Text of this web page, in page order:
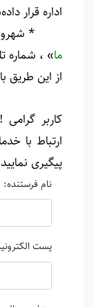
اداره قرار
*
ما» ، شماره
از این طریق
کاربر
ارتباط با
پیگیری نمایید
نام فرستنده:
پست